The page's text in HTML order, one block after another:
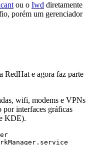
ou o Iwd diretamente
porém um gerenciador
e agora faz parte
wifi, modems e VPNs
por interfaces gráficas
KDE).